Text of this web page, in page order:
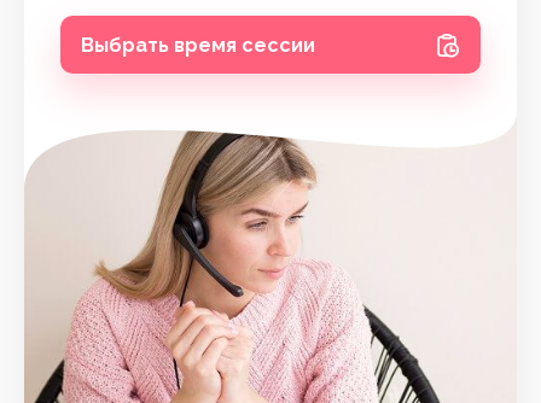
Выбрать время сессии